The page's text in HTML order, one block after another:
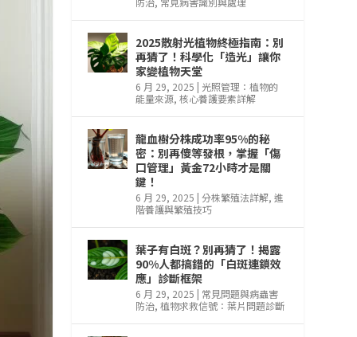
2025散射光植物終極指南：別
再猜了！科學化「造光」讓你
家變植物天堂
6 月 29, 2025 | 光照管理：植物的
能量來源,核心養護要素詳解
龍血樹分株成功率95%的秘
密：別再傻等發根，掌握「傷
口管理」黃金72小時才是關
鍵！
6 月 29, 2025 |分株繁殖法詳解,進
階養護與繁殖技巧
葉子有白斑？別再猜了！揭露
90%人都搞錯的「白斑連鎖效
應」診斷框架
6 月 29, 2025 | 常見問題與病蟲害
防治,植物求救信號：葉片問題診斷